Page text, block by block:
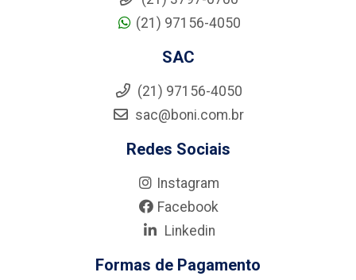
(21) 97156-4050
SAC
(21) 97156-4050
sac@boni.com.br
Redes Sociais
Instagram
Facebook
Linkedin
Formas de Pagamento